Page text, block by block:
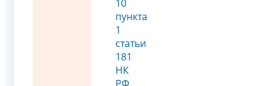
10
пункта
1
статьи
181
НК